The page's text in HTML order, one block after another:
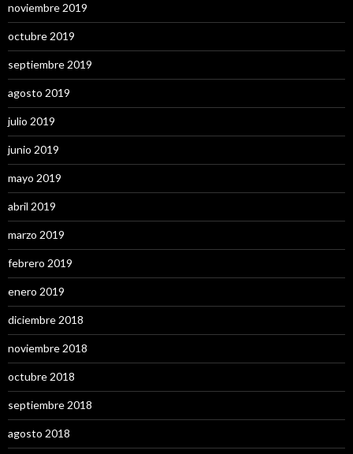
noviembre 2019
octubre 2019
septiembre 2019
agosto 2019
julio 2019
junio 2019
mayo 2019
abril 2019
marzo 2019
febrero 2019
enero 2019
diciembre 2018
noviembre 2018
octubre 2018
septiembre 2018
agosto 2018